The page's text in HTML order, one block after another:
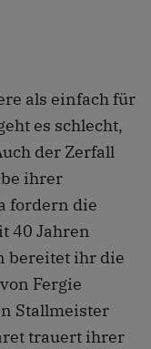
als einfach für
es schlecht,
der Zerfall
ihrer
fordern die
40 Jahren
bereitet ihr die
Fergie
Stallmeister
trauert ihrer